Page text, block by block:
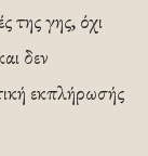
της γης, όχι
δεν
εκπλήρωσής